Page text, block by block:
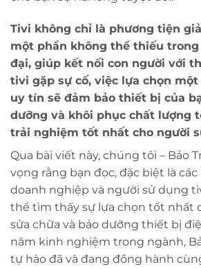
Tivi không chỉ là phương tiện
một phần không thể thiếu trong
đại, giúp kết nối con người với
tivi gặp sự cố, việc lựa chọn
uy tín sẽ đảm bảo thiết bị của
dưỡng và khôi phục chất lượng
trải nghiệm tốt nhất cho người
Qua bài viết này, chúng tôi – Bảo
vọng rằng bạn đọc, đặc biệt là
doanh nghiệp và người sử dụng
thể tìm thấy sự lựa chọn tốt nhất
sửa chữa và bảo dưỡng thiết bị
năm kinh nghiệm trong ngành,
tự hào đã và đang đồng hành